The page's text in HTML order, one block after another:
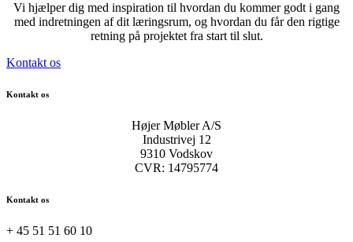
Vi hjælper dig med inspiration til hvordan du kommer godt i gang
med indretningen af dit læringsrum, og hvordan du får den rigtige
retning på projektet fra start til slut.
Kontakt os
Kontakt os
Højer Møbler A/S
Industrivej 12
9310 Vodskov
CVR: 14795774
Kontakt os
+ 45 51 51 60 10